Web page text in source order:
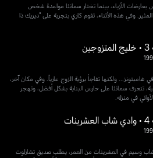
الأزياء، بينما تختار سمانثا مواعدة شخص
وفي هذه الأثناء، تقوم كاري بتجربة على "ديريك ذا
هامبتونز... ولكنها تفاجأ برؤية الزوج عارياً. وفي مكان آخر،
تتعرف سمانثا على حارس البناية بشكل أفضل، وتهجر
في منزله.
وسيم في العشرينات من العمر، يطلب صديق تشارلوت